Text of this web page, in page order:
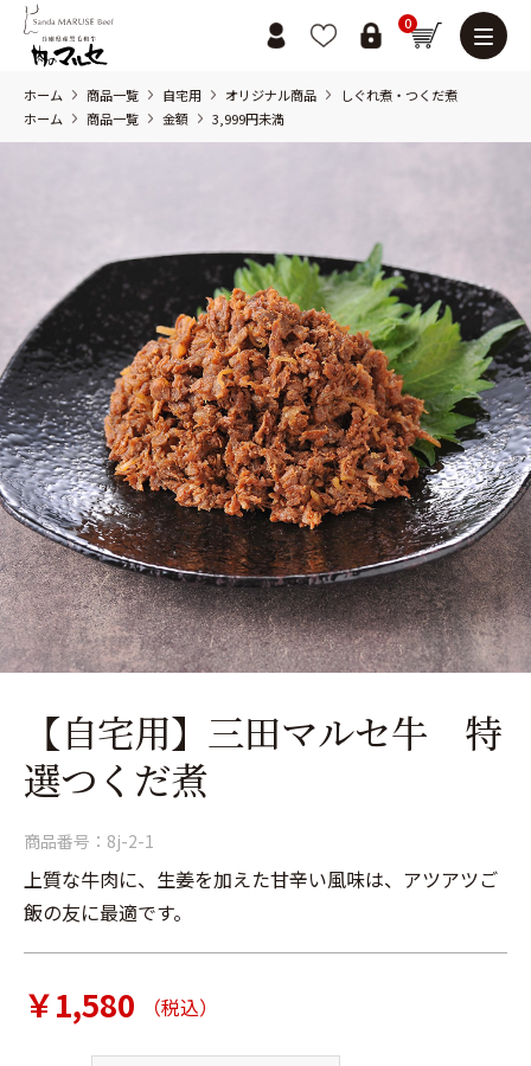
0
ホーム 商品一覧 自宅用 オリジナル商品
しぐれ煮・つくだ煮
ホーム
商品一覧 金額 3,999円未満
【自宅用】三田マルセ牛 特
選つくだ煮
商品番号： 8j-2-1
上質な牛肉に、生姜を加えた甘辛い風味は、アツアツご
飯の友に最適です。
￥1,580 （税込）